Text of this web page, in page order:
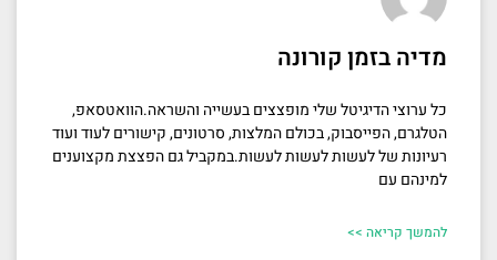
מדיה בזמן קורונה
כל ערוצי הדיגיטל שלי מופצצים בעשייה והשראה.הוואטסאפ,
הטלגרם, הפייסבוק, בכולם המלצות, סרטונים, קישורים לעוד ועוד
רעיונות של לעשות לעשות לעשות.במקביל גם הפצצת מקצוענים
למינהם עם
להמשך קריאה >>